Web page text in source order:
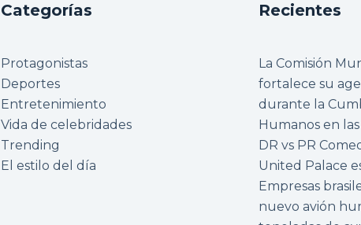
Categorías
Protagonistas
Deportes
Entretenimiento
Vida de celebridades
Trending
El estilo del día
Recientes
La Comisión
fortalece su
durante la
Humanos en
DR vs PR
United Palace
Empresas
nuevo avión